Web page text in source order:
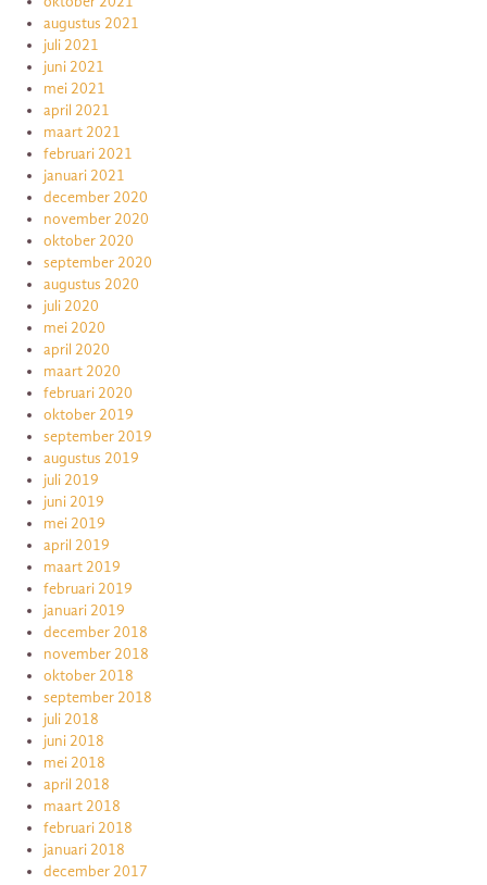
augustus 2021
juli 2021
juni 2021
mei 2021
april 2021
maart 2021
februari 2021
januari 2021
december 2020
november 2020
oktober 2020
september 2020
augustus 2020
juli 2020
mei 2020
april 2020
maart 2020
februari 2020
oktober 2019
september 2019
augustus 2019
juli 2019
juni 2019
mei 2019
april 2019
maart 2019
februari 2019
januari 2019
december 2018
november 2018
oktober 2018
september 2018
juli 2018
juni 2018
mei 2018
april 2018
maart 2018
februari 2018
januari 2018
december 2017